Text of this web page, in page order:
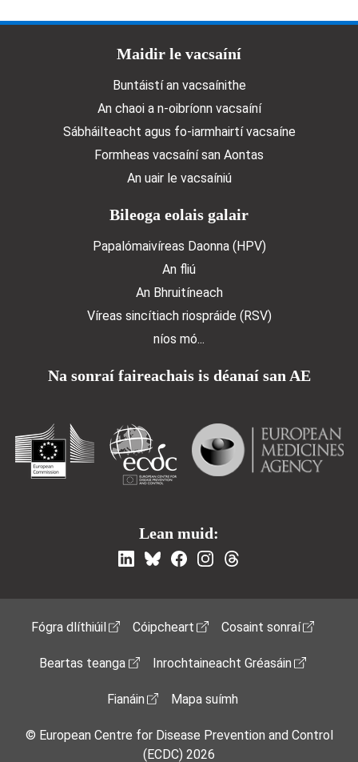
Doormat menuMaidir le vacsaíní
Buntáistí an vacsaínithe
An chaoi a n‑oibríonn vacsaíní
Sábháilteacht agus fo-iarmhairtí vacsaíne
Formheas vacsaíní san Aontas
An uair le vacsaíniú
Bileoga eolais galair
Papalómaivíreas Daonna (HPV)
An fliú
An Bhruitíneach
Víreas sincítiach riospráide (RSV)
níos mó...
Na sonraí faireachais is déanaí san AE
Lean muid:
Footer Menu
Fógra dlíthiúil Cóipcheart Cosaint sonraí
Beartas teanga Inrochtaineacht Gréasáin
Fianáin Mapa suímh
© European Centre for Disease Prevention and Control
(ECDC) 2026